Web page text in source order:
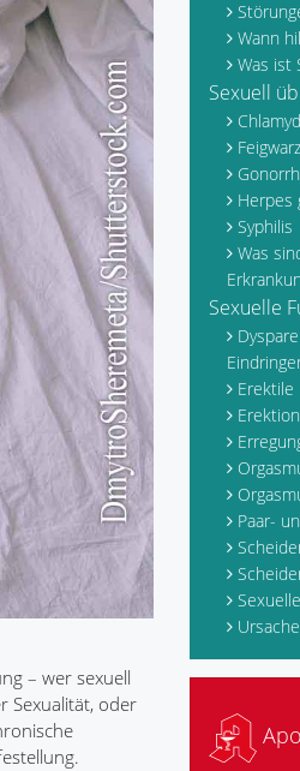
– wer sexuell
Sexualität, oder
Wann
Was ist
Sexuell
Herpes
Syphilis
Was
Sexuelle
Erektile
Paar-